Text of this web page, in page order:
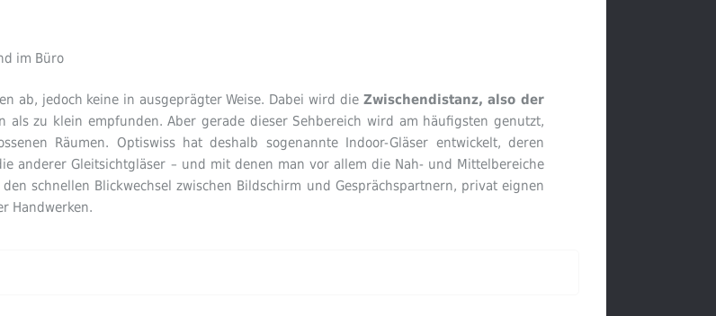
im Büro
ab, jedoch keine in ausgeprägter Weise. Dabei wird die Zwischendistanz, also der
als zu klein empfunden. Aber gerade dieser Sehbereich wird am häufigsten genutzt,
Räumen. Optiswiss hat deshalb sogenannte Indoor-Gläser entwickelt, deren
anderer Gleitsichtgläser – und mit denen man vor allem die Nah- und Mittelbereiche
schnellen Blickwechsel zwischen Bildschirm und Gesprächspartnern, privat eignen
Handwerken.